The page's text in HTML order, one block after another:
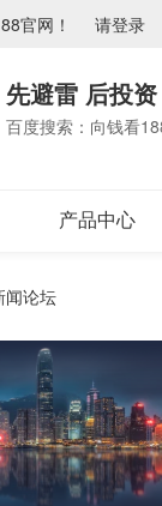
官网！ 请登录
先避雷 后投资
百度搜索：向钱看
产品中心
闻论坛